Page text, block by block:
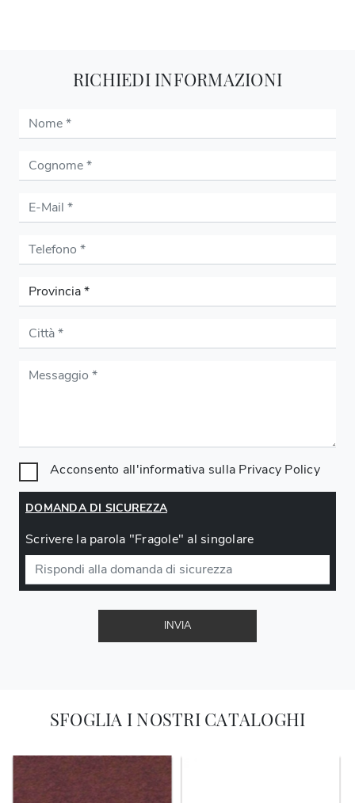
SFOGLIA I NOSTRI CATALOGHI
RICHIEDI INFORMAZIONI
Acconsento all'informativa sulla Privacy Policy
DOMANDA DI SICUREZZA
Scrivere la parola "Fragole" al singolare
INVIA